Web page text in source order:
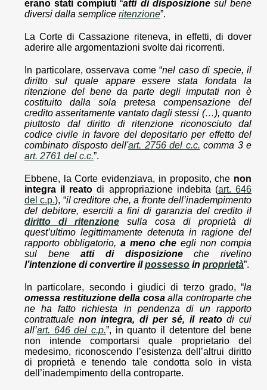
erano stati compiuti “atti di disposizionesul bene
diversi dalla semplice ritenzione”.
La Corte di Cassazione riteneva, in effetti, di dover
aderire alle argomentazioni svolte dai ricorrenti.
In particolare, osservava come “nel caso di specie, il
diritto sul quale appare essere stata fondata la
ritenzione del bene da parte degli imputati non è
costituito dalla sola pretesa compensazione del
credito asseritamente vantato dagli stessi (…), quanto
piuttosto dal diritto di ritenzione riconosciuto dal
codice civile in favore del depositario per effetto del
combinato disposto dell'art. 2756 del c.c. comma 3 e
art. 2761 del c.c.”.
Ebbene, la Corte evidenziava, in proposito, che non
integra il reato di appropriazione indebita (art. 646
del c.p.), “il creditore che, a fronte dell’inadempimento
del debitore, eserciti a fini di garanzia del credito il
diritto di ritenzione sulla cosa di proprietà di
quest’ultimo legittimamente detenuta in ragione del
rapporto obbligatorio, a meno che egli non compia
sul beneatti di disposizioneche rivelino
l’intenzione di convertire ilpossesso in proprietà”.
In particolare, secondo i giudici di terzo grado, “la
omessa restituzione della cosaalla controparte che
ne ha fatto richiesta in pendenza di un rapporto
contrattuale non integra, di per sé, il reatodi cui
all’art. 646 del c.p.”, in quanto il detentore del bene
non intende comportarsi quale proprietario del
medesimo, riconoscendo l’esistenza dell’altrui diritto
di proprietà e tenendo tale condotta solo in vista
dell’inadempimento della controparte.